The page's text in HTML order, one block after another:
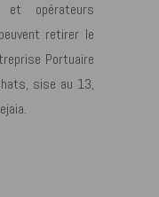
et opérateurs
retirer le
Portuaire
sise au 13,